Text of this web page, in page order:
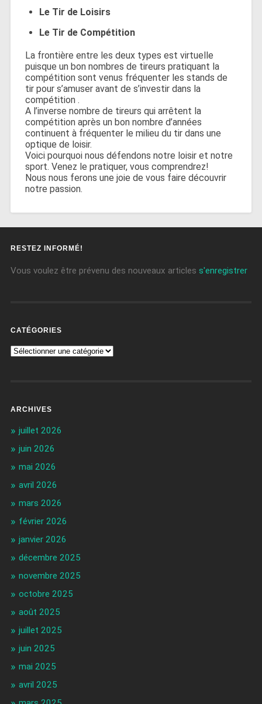
Le Tir de Loisirs
Le Tir de Compétition
La frontière entre les deux types est virtuelle
puisque un bon nombres de tireurs pratiquant la
compétition sont venus fréquenter les stands de
tir pour s’amuser avant de s’investir dans la
compétition .
A l’inverse nombre de tireurs qui arrêtent la
compétition après un bon nombre d’années
continuent à fréquenter le milieu du tir dans une
optique de loisir.
Voici pourquoi nous défendons notre loisir et notre
sport. Venez le pratiquer, vous comprendrez!
Nous nous ferons une joie de vous faire découvrir
notre passion.
RESTEZ INFORMÉ!
Vous voulez être prévenu des nouveaux articles s'enregistrer
CATÉGORIES
ARCHIVES
juillet 2026
juin 2026
mai 2026
avril 2026
mars 2026
février 2026
janvier 2026
décembre 2025
novembre 2025
octobre 2025
août 2025
juillet 2025
juin 2025
mai 2025
avril 2025